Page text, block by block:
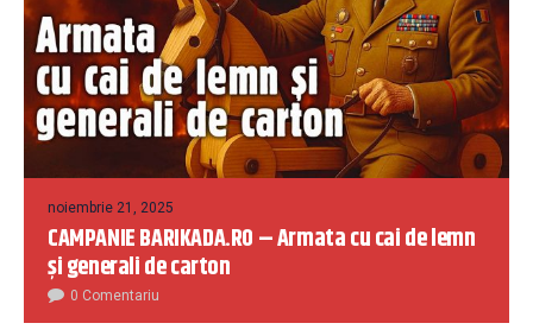
noiembrie 21, 2025
CAMPANIE BARIKADA.RO – Armata cu cai de lemn
și generali de carton
0 Comentariu